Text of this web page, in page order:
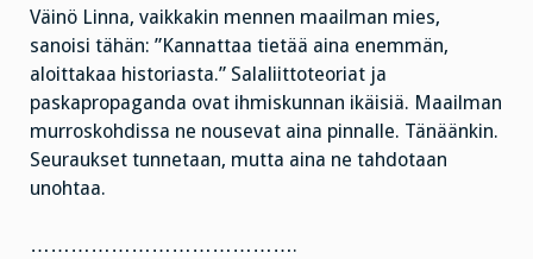
Väinö Linna, vaikkakin mennen maailman mies,
sanoisi tähän: ”Kannattaa tietää aina enemmän,
aloittakaa historiasta.” Salaliittoteoriat ja
paskapropaganda ovat ihmiskunnan ikäisiä. Maailman
murroskohdissa ne nousevat aina pinnalle. Tänäänkin.
Seuraukset tunnetaan, mutta aina ne tahdotaan
unohtaa.
………………………………….